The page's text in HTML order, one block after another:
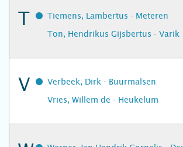
T
Tiemens, Lambertus - Meteren
Ton, Hendrikus Gijsbertus - Varik
V
Verbeek, Dirk - Buurmalsen
Vries, Willem de - Heukelum